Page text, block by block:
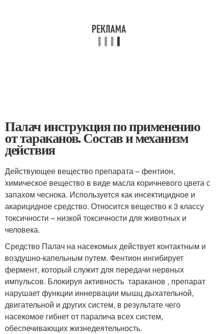
Палач инструкция по применению
от тараканов. Состав и механизм
действия
Действующее вещество препарата – фентион,
химическое вещество в виде масла коричневого цвета с
запахом чеснока. Используется как инсектицидное и
акарицидное средство. Относится вещество к 3 классу
токсичности – низкой токсичности для животных и
человека.
Средство Палач на насекомых действует контактным и
воздушно-капельным путем. Фентион ингибирует
фермент, который служит для передачи нервных
импульсов. Блокируя активность тараканов , препарат
нарушает функции иннервации мышц дыхательной,
двигательной и других систем, в результате чего
насекомое гибнет от паралича всех систем,
обеспечивающих жизнедеятельность.